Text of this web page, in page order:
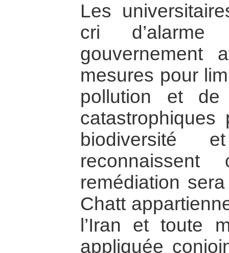
Les
cri
gouvernement
mesures pour
pollution et de
remédiation
Chatt
l’Iran et toute
appliquée